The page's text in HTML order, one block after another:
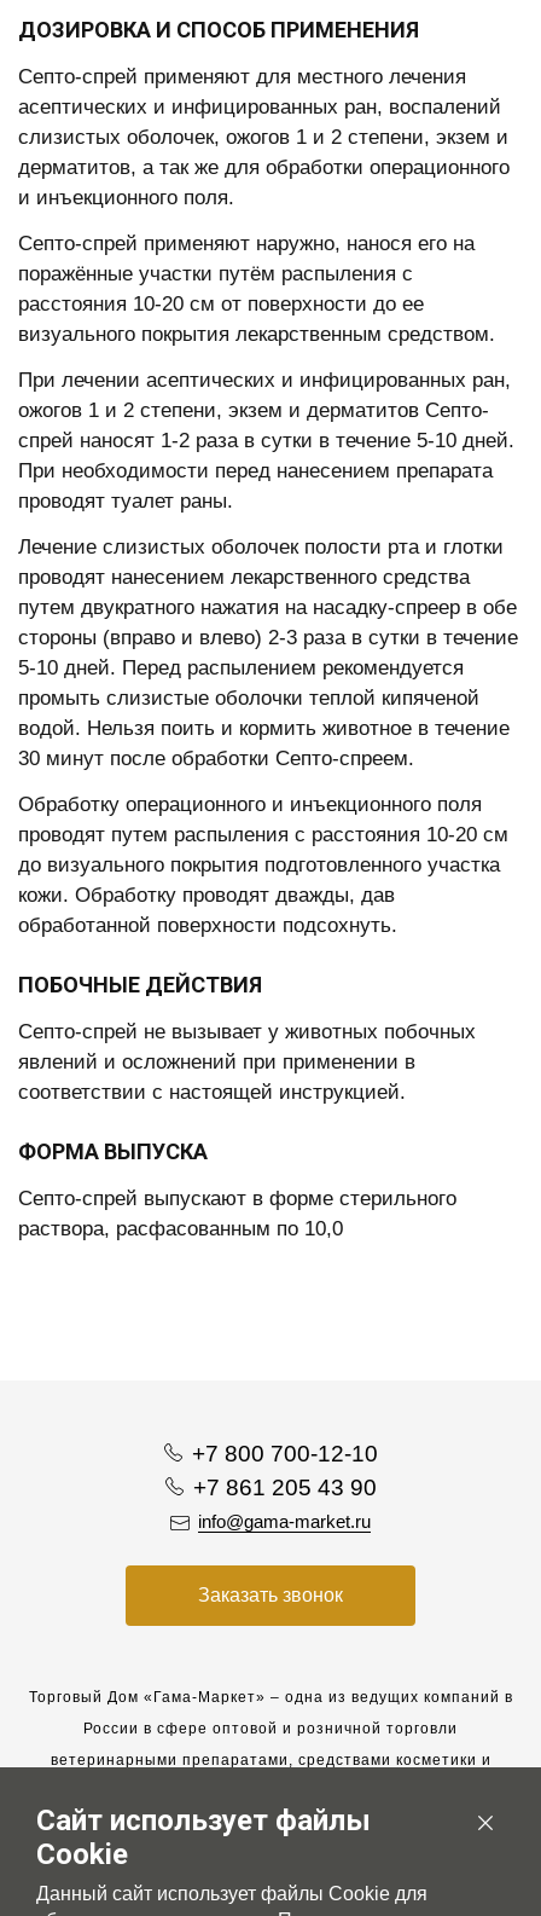
ДОЗИРОВКА И СПОСОБ ПРИМЕНЕНИЯ
Септо-спрей применяют для местного лечения
асептических и инфицированных ран, воспалений
слизистых оболочек, ожогов 1 и 2 степени, экзем и
дерматитов, а так же для обработки операционного
и инъекционного поля.
Септо-спрей применяют наружно, нанося его на
поражённые участки путём распыления с
расстояния 10-20 см от поверхности до ее
визуального покрытия лекарственным средством.
При лечении асептических и инфицированных ран,
ожогов 1 и 2 степени, экзем и дерматитов Септо-
спрей наносят 1-2 раза в сутки в течение 5-10 дней.
При необходимости перед нанесением препарата
проводят туалет раны.
Лечение слизистых оболочек полости рта и глотки
проводят нанесением лекарственного средства
путем двукратного нажатия на насадку-спреер в обе
стороны (вправо и влево) 2-3 раза в сутки в течение
5-10 дней. Перед распылением рекомендуется
промыть слизистые оболочки теплой кипяченой
водой. Нельзя поить и кормить животное в течение
30 минут после обработки Септо-спреем.
Обработку операционного и инъекционного поля
проводят путем распыления с расстояния 10-20 см
до визуального покрытия подготовленного участка
кожи. Обработку проводят дважды, дав
обработанной поверхности подсохнуть.
ПОБОЧНЫЕ ДЕЙСТВИЯ
Септо-спрей не вызывает у животных побочных
явлений и осложнений при применении в
соответствии с настоящей инструкцией.
ФОРМА ВЫПУСКА
Септо-спрей выпускают в форме стерильного
раствора, расфасованным по 10,0
+7 800 700-12-10
+7 861 205 43 90
info@gama-market.ru
Заказать звонок
Торговый Дом «Гама-Маркет» – одна из ведущих компаний в
России в сфере оптовой и розничной торговли
ветеринарными препаратами, средствами косметики и
Мы работаем с 2005 года. Мы приглашаем к сотрудничеству
новых клиентов и всегда рассчитываем на взаимовыгодные,
долгосрочные партнерские отношения.
Сайт использует файлы
Cookie
Данный сайт использует файлы Cookie для